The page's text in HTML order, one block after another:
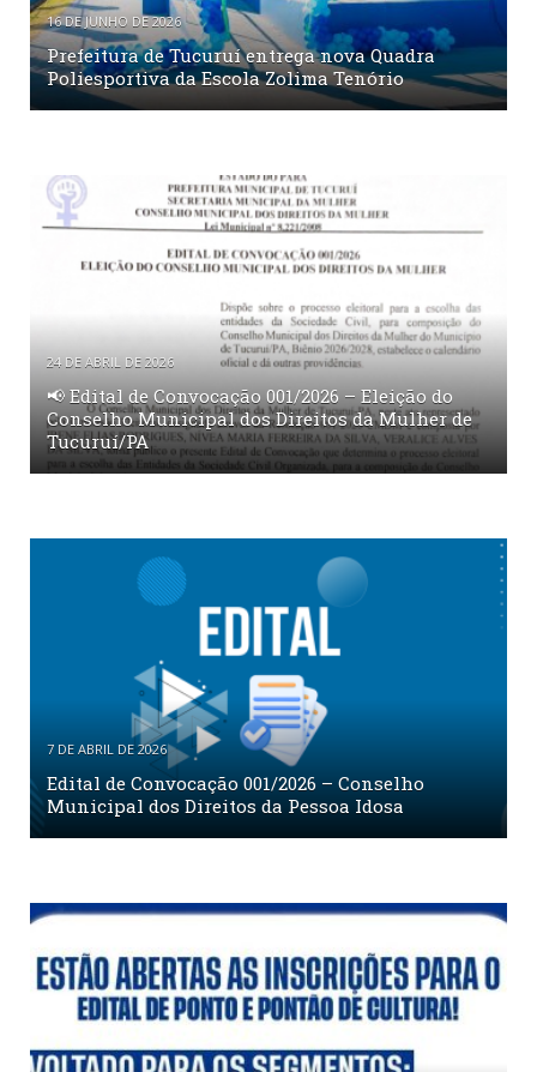
16 DE JUNHO DE 2026
Prefeitura de Tucuruí entrega nova Quadra
Poliesportiva da Escola Zolima Tenório
24 DE ABRIL DE 2026
📢 Edital de Convocação 001/2026 – Eleição do
Conselho Municipal dos Direitos da Mulher de
Tucuruí/PA
7 DE ABRIL DE 2026
Edital de Convocação 001/2026 – Conselho
Municipal dos Direitos da Pessoa Idosa